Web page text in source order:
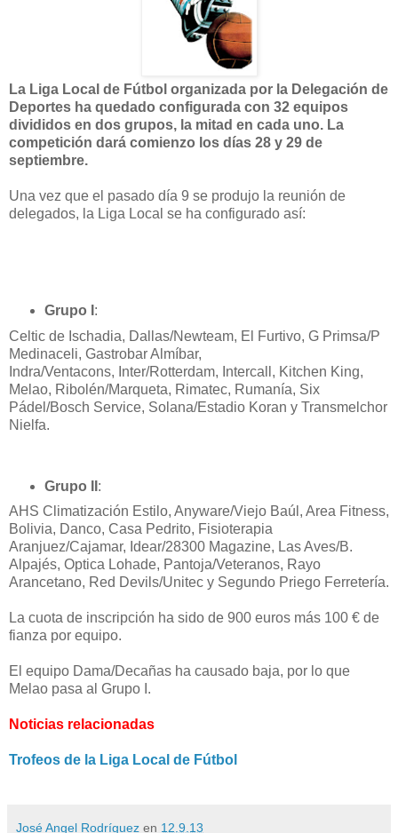
La Liga Local de Fútbol organizada por la Delegación de
Deportes ha quedado configurada con 32 equipos
divididos en dos grupos, la mitad en cada uno. La
competición dará comienzo los días 28 y 29 de
septiembre.
Una vez que el pasado día 9 se produjo la reunión de
delegados, la Liga Local se ha configurado así:
Grupo I :
Celtic de Ischadia, Dallas/Newteam, El Furtivo, G Primsa/P
Medinaceli, Gastrobar Almíbar,
ndra/Ventacons, Inter/Rotterdam, Intercall, Kitchen King,
Melao, Ribolén/Marqueta, Rimatec, Rumanía, Six
Pádel/Bosch Service, Solana/Estadio Koran y Transmelchor
Nielfa.
Grupo II :
AHS Climatización Estilo, Anyware/Viejo Baúl, Area Fitness,
Bolivia, Danco, Casa Pedrito, Fisioterapia
Aranjuez/Cajamar, Idear/28300 Magazine, Las Aves/B.
Alpajés, Optica Lohade, Pantoja/Veteranos, Rayo
Arancetano, Red Devils/Unitec y Segundo Priego Ferretería.
La cuota de inscripción ha sido de 900 euros más 100 € de
fianza por equipo.
El equipo Dama/Decañas ha causado baja, por lo que
Melao pasa al Grupo I.
Noticias relacionadas
Trofeos de la Liga Local de Fútbol
José Angel Rodríguez en 12.9.13